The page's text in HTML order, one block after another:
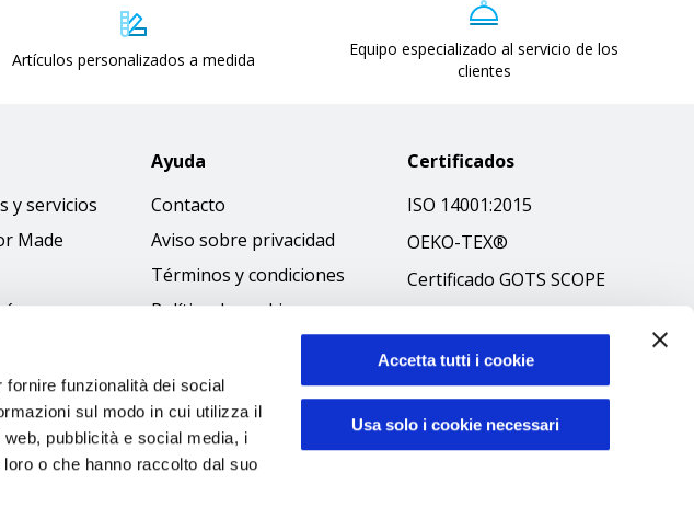
funzionalità dei social
sul modo in cui utilizza il
pubblicità e social media, i
o che hanno raccolto dal suo
Accetta tutti i cookie
Usa solo i cookie necessari
Artículos personalizados a medida
Equipo especializado al servicio de los
clientes
y servicios
Made
Ayuda
Contacto
Aviso sobre privacidad
Términos y condiciones
Política de cookies
Código ético
Certificados
ISO 14001:2015
OEKO-TEX®
Certificado GOTS SCOPE
Política medioambiental
Seguridad de los
productos